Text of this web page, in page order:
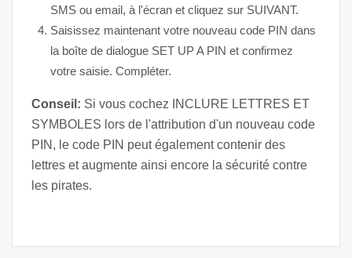
SMS ou email, à l'écran et cliquez sur SUIVANT.
Saisissez maintenant votre nouveau code PIN dans
la boîte de dialogue SET UP A PIN et confirmez
votre saisie. Compléter.
Conseil: Si vous cochez INCLURE LETTRES ET
SYMBOLES lors de l'attribution d'un nouveau code
PIN, le code PIN peut également contenir des
lettres et augmente ainsi encore la sécurité contre
les pirates.